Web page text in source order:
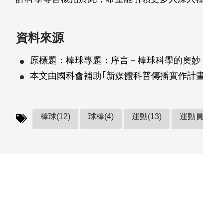
資料來源
原標題：棒球專題：序言－棒球科學的奧妙
本文由國科會補助｢新媒體科普傳播實作計
棒球(12) 球棒(4) 運動(13) 運動